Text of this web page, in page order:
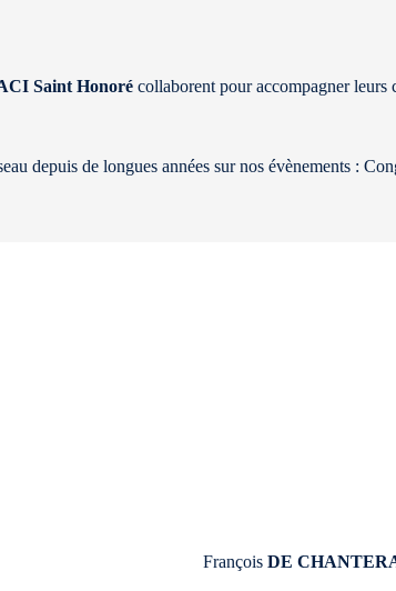
Saint Honoré collaborent pour accompagner leurs
depuis de longues années sur nos évènements :
François DE